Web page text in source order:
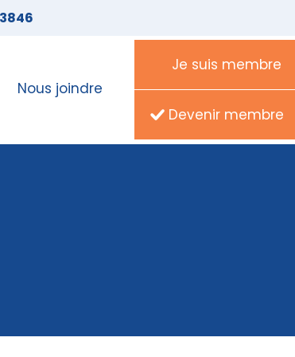
Nous joindre
Je suis membre
Devenir membre